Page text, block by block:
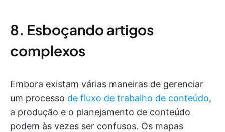
8. Esboçando artigos
complexos
Embora existam várias maneiras de gerenciar
um processo de fluxo de trabalho de conteúdo,
a produção e o planejamento de conteúdo
podem às vezes ser confusos. Os mapas